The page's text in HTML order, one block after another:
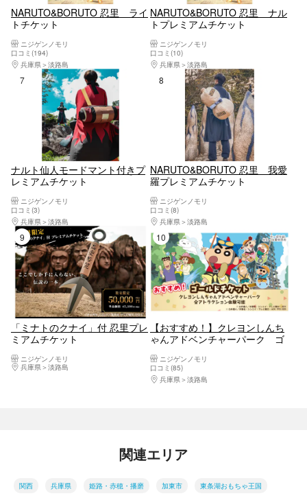
NARUTO&BORUTO 忍里 ライ
トチケット
ニジゲンノモリ
口コミ(194)
兵庫県
淡路島
NARUTO&BORUTO 忍里 ナル
トプレミアムチケット
ニジゲンノモリ
口コミ(10)
兵庫県
淡路島
7位
ナルト仙人モードマント付きプ
レミアムチケット
ニジゲンノモリ
口コミ(3)
兵庫県
淡路島
8位
NARUTO&BORUTO 忍里 我愛
羅プレミアムチケット
ニジゲンノモリ
口コミ(8)
兵庫県
淡路島
9位
「ミナトのクナイ」付 忍里プレ
ミアムチケット
ニジゲンノモリ
兵庫県
淡路島
10位
【おすすめ！】クレヨンしんち
ゃんアドベンチャーパーク ゴ
ニジゲンノモリ
口コミ(85)
兵庫県
淡路島
関連エリア
関西 兵庫県 姫路・赤穂・播磨 加東市 東条湖おもちゃ王国